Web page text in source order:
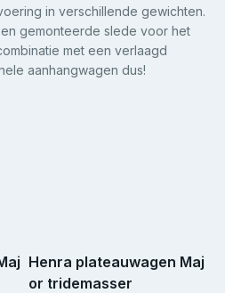
in verschillende gewichten.
gemonteerde slede voor het
met een verlaagd
aanhangwagen dus!
Henra plateauwagen Maj
or tridemasser